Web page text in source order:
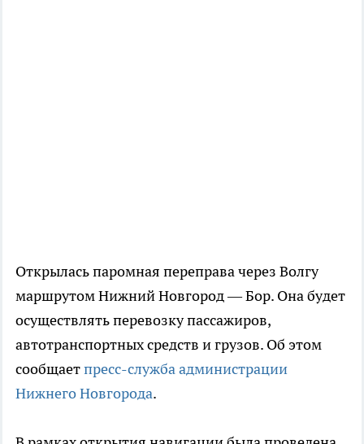
Открылась паромная переправа через Волгу
маршрутом Нижний Новгород — Бор. Она будет
осуществлять перевозку пассажиров,
автотранспортных средств и грузов. Об этом
сообщаетпресс-служба администрации
Нижнего Новгорода.